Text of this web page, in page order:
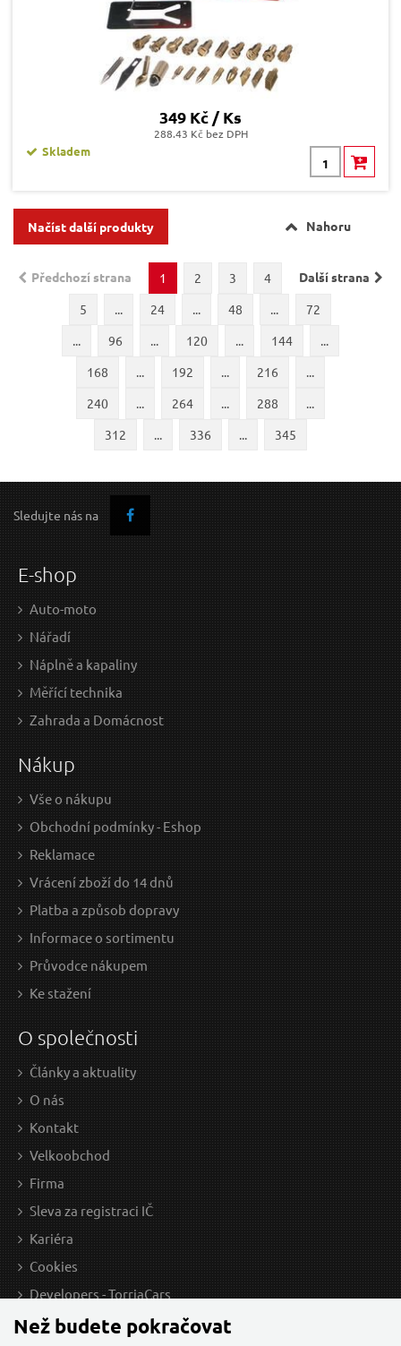
349 Kč / Ks
288.43 Kč bez DPH
Skladem
Načíst další produkty Nahoru
Předchozí strana Další strana
1 2 3
4
5
... 24 ... 48 ...
72
...
96 ... 120 ... 144
...
168
... 192 ... 216
...
240
... 264 ... 288
...
312
... 336 ... 345
Sledujte nás na
E-shop
Auto-moto
Nářadí
Náplně a kapaliny
Měřící technika
Zahrada a Domácnost
Nákup
Vše o nákupu
Obchodní podmínky - Eshop
Reklamace
Vrácení zboží do 14 dnů
Platba a způsob dopravy
Informace o sortimentu
Průvodce nákupem
Ke stažení
O společnosti
Články a aktuality
O nás
Kontakt
Velkoobchod
Firma
Sleva za registraci IČ
Kariéra
Cookies
Developers - TorriaCars
Než budete pokračovat